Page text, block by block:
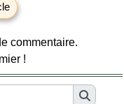
commentaire.
!